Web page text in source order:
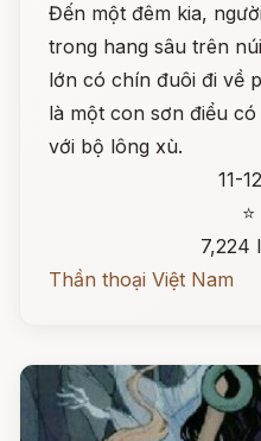
Đến một đêm kia,
trong hang sâu trên
lớn có chín đuôi đi về
là một con sơn điểu
với bộ lông xù.
11-
7,224
Thần thoại Việt Nam